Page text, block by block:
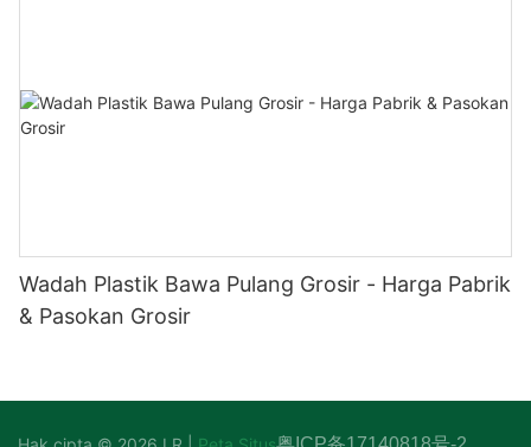
Wadah Plastik Bawa Pulang Grosir - Harga Pabrik
& Pasokan Grosir